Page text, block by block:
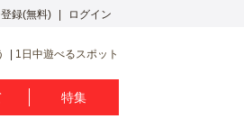
録(無料) ログイン
1日中遊べるスポット
特集